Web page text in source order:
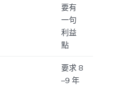
要有
一句
利益
點
要求 8
–9 年